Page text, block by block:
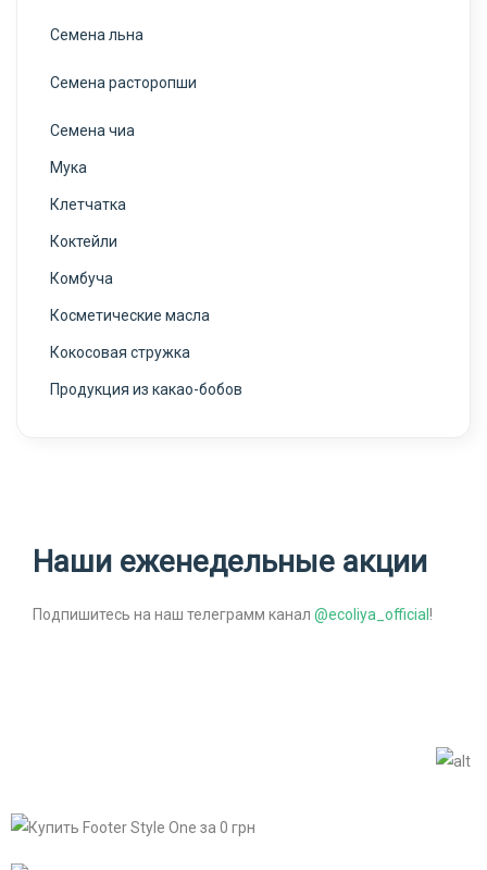
Семена льна
Семена расторопши
Семена чиа
Мука
Клетчатка
Коктейли
Комбуча
Косметические масла
Кокосовая стружка
Продукция из какао-бобов
Наши еженедельные акции
Подпишитесь на наш телеграмм канал @ecoliya_official !